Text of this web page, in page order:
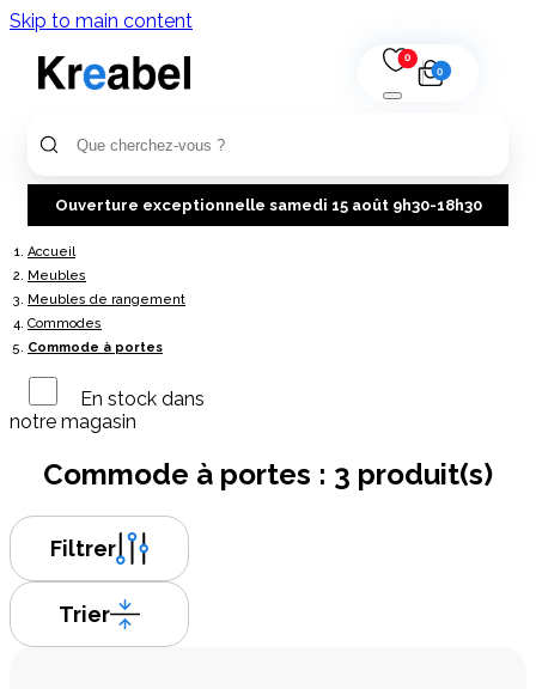
Skip to main content
0
0
Ouverture exceptionnelle samedi 15 août 9h30-18h30
Accueil
Meubles
Meubles de rangement
Commodes
Commode à portes
En stock dans
notre magasin
Commode à portes : 3 produit(s)
Filtrer
Trier